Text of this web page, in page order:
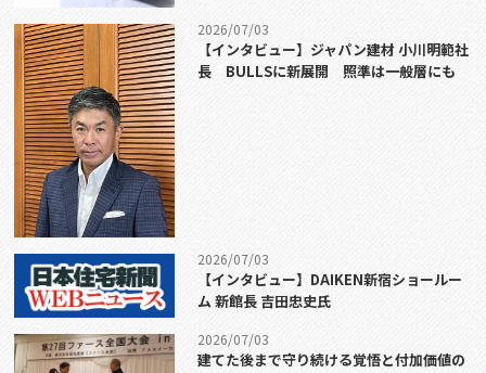
2026/07/03
【インタビュー】ジャパン建材 小川明範社
長 BULLSに新展開 照準は一般層にも
2026/07/03
【インタビュー】DAIKEN新宿ショールー
ム 新館長 吉田忠史氏
2026/07/03
建てた後まで守り続ける覚悟と付加価値の